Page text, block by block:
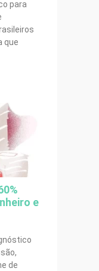
para
que
e
de